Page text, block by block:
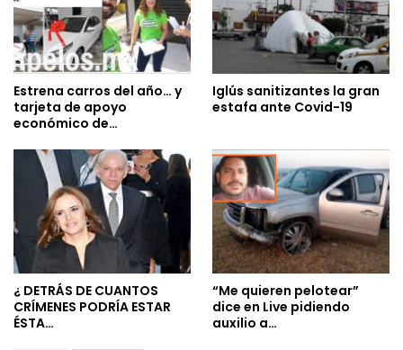
Estrena carros del año… y
tarjeta de apoyo
económico de…
Iglús sanitizantes la gran
estafa ante Covid-19
¿ DETRÁS DE CUANTOS
CRÍMENES PODRÍA ESTAR
ÉSTA…
“Me quieren pelotear”
dice en Live pidiendo
auxilio a…